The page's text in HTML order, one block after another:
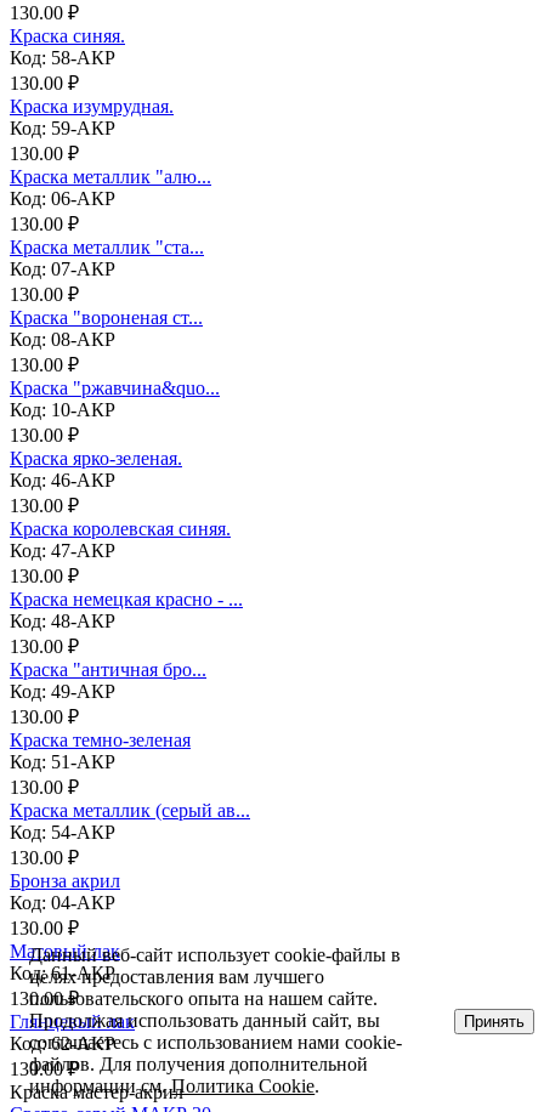
130.00 ₽
Краска синяя.
Код: 58-АКР
130.00 ₽
Краска изумрудная.
Код: 59-АКР
130.00 ₽
Краска металлик "алю...
Код: 06-АКР
130.00 ₽
Краска металлик "ста...
Код: 07-АКР
130.00 ₽
Краска "вороненая ст...
Код: 08-АКР
130.00 ₽
Краска "ржавчина&quo...
Код: 10-АКР
130.00 ₽
Краска ярко-зеленая.
Код: 46-АКР
130.00 ₽
Краска королевская синяя.
Код: 47-АКР
130.00 ₽
Краска немецкая красно - ...
Код: 48-АКР
130.00 ₽
Краска "античная бро...
Код: 49-АКР
130.00 ₽
Краска темно-зеленая
Код: 51-АКР
130.00 ₽
Краска металлик (серый ав...
Код: 54-АКР
130.00 ₽
Бронза акрил
Код: 04-АКР
130.00 ₽
Матовый лак
Код: 61-АКР
130.00 ₽
Глянцевый лак
Код: 62-АКР
130.00 ₽
Краска мастер-акрил
Данный веб-сайт использует cookie-файлы в
целях предоставления вам лучшего
пользовательского опыта на нашем сайте.
Продолжая использовать данный сайт, вы
соглашаетесь с использованием нами cookie-
файлов. Для получения дополнительной
информации см.Политика Cookie.
Принять